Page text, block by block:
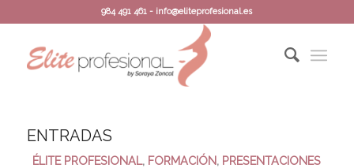
984 491 461 - info@eliteprofesional.es
ENTRADAS
ÉLITE PROFESIONAL, FORMACIÓN, PRESENTACIONES